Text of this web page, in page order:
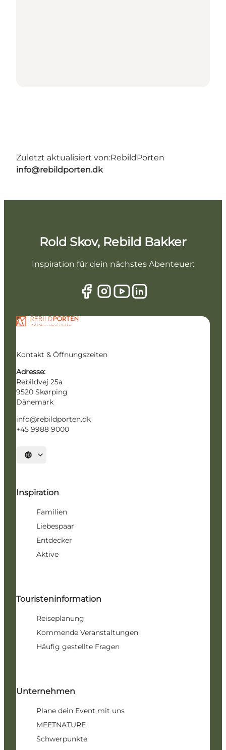
Zuletzt aktualisiert von:RebildPorten
info@rebildporten.dk
Rold Skov, Rebild Bakker
Inspiration für dein nächstes Abenteuer:
Kontakt & Öffnungszeiten
Adresse:
Rebildvej 25a
9520 Skørping
Dänemark
info@rebildporten.dk
+45 9988 9000
Sprache auswählen
Inspiration
Familien
Liebespaar
Entdecker
Aktive
Touristeninformation
Reiseplanung
Kommende Veranstaltungen
Häufig gestellte Fragen
Unternehmen
Plane dein Event mit uns
MEETNATURE
Schwerpunkte